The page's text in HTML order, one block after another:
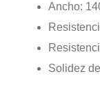
Ancho:
Solidez